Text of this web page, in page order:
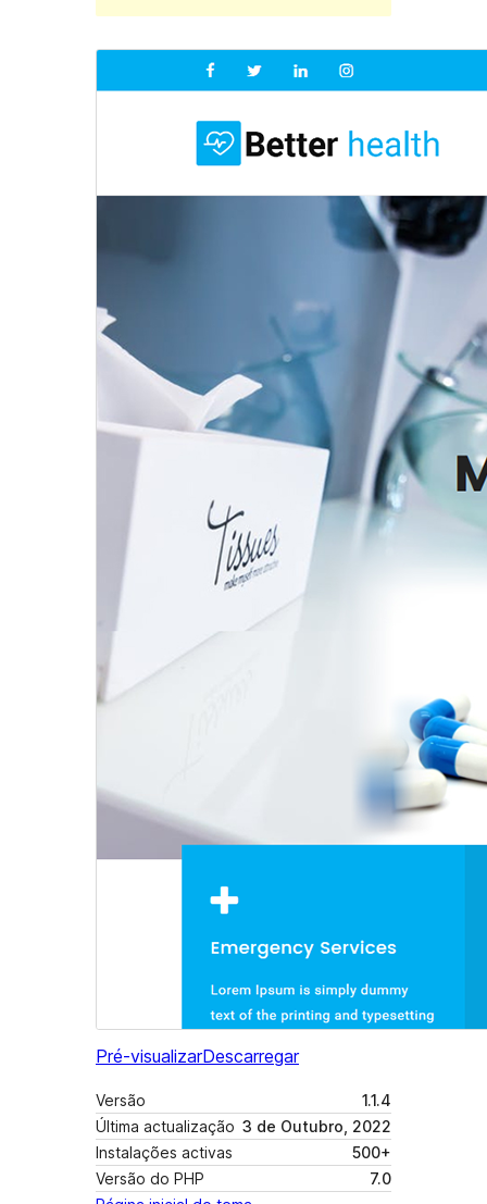
Pré-visualizarDescarregar
Versão
1.1.4
Última actualização 3 de Outubro, 2022
Instalações activas
500+
Versão do PHP
7.0